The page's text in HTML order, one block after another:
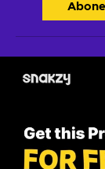
Abone